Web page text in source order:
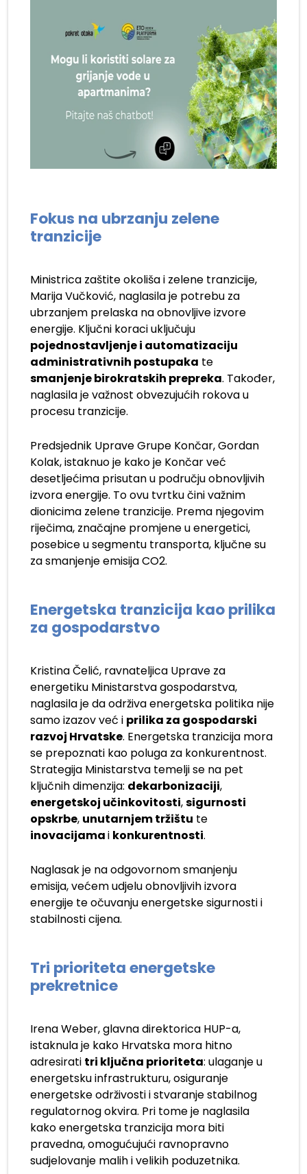
Fokus na ubrzanju zelene
tranzicije
Ministrica zaštite okoliša i zelene tranzicije,
Marija Vučković, naglasila je potrebu za
ubrzanjem prelaska na obnovljive izvore
energije. Ključni koraci uključuju
pojednostavljenje i automatizaciju
administrativnih postupaka te
smanjenje birokratskih prepreka. Također,
naglasila je važnost obvezujućih rokova u
procesu tranzicije.
Predsjednik Uprave Grupe Končar, Gordan
Kolak, istaknuo je kako je Končar već
desetljećima prisutan u području obnovljivih
izvora energije. To ovu tvrtku čini važnim
dionicima zelene tranzicije. Prema njegovim
riječima, značajne promjene u energetici,
posebice u segmentu transporta, ključne su
za smanjenje emisija CO2.
Energetska tranzicija kao prilika
za gospodarstvo
Kristina Čelić, ravnateljica Uprave za
energetiku Ministarstva gospodarstva,
naglasila je da održiva energetska politika nije
samo izazov već i prilika za gospodarski
razvoj Hrvatske. Energetska tranzicija mora
se prepoznati kao poluga za konkurentnost.
Strategija Ministarstva temelji se na pet
ključnih dimenzija: dekarbonizaciji,
energetskoj učinkovitosti,sigurnosti
opskrbe, unutarnjem tržištu te
inovacijamai konkurentnosti.
Naglasak je na odgovornom smanjenju
emisija, većem udjelu obnovljivih izvora
energije te očuvanju energetske sigurnosti i
stabilnosti cijena.
Tri prioriteta energetske
prekretnice
Irena Weber, glavna direktorica HUP-a,
istaknula je kako Hrvatska mora hitno
adresirati tri ključna prioriteta: ulaganje u
energetsku infrastrukturu, osiguranje
energetske održivosti i stvaranje stabilnog
regulatornog okvira. Pri tome je naglasila
kako energetska tranzicija mora biti
pravedna, omogućujući ravnopravno
sudjelovanje malih i velikih poduzetnika.